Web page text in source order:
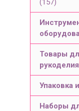
(157)
Товары
рукоделия
Упаковка
Наборы